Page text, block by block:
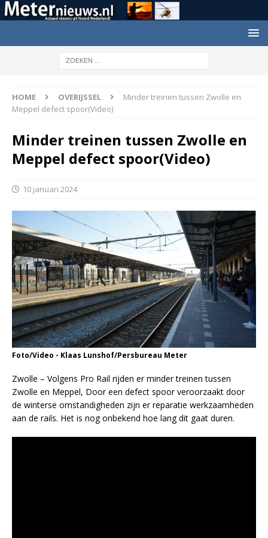
HOME OVERIJSSEL
Minder treinen tussen Zwolle en
Meppel defect spoor(Video)
Minder treinen tussen Zwolle en
Meppel defect spoor(Video)
10 januari 2024
Foto/Video - Klaas Lunshof/Persbureau Meter
Zwolle – Volgens Pro Rail rijden er minder treinen tussen
Zwolle en Meppel, Door een defect spoor veroorzaakt door
de winterse omstandigheden zijn er reparatie werkzaamheden
aan de rails. Het is nog onbekend hoe lang dit gaat duren.